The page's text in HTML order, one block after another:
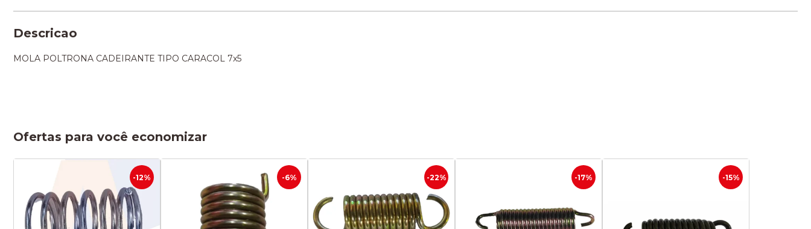
Descricao
MOLA POLTRONA CADEIRANTE TIPO CARACOL 7x5
Ofertas para você economizar
-12% -6% -22% -17% -15%